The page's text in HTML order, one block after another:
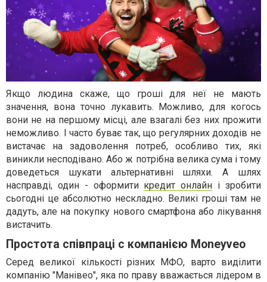
Якщо людина скаже, що гроші для неї не мають
значення, вона точно лукавить. Можливо, для когось
вони не на першому місці, але взагалі без них прожити
неможливо. І часто буває так, що регулярних доходів не
вистачає на задоволення потреб, особливо тих, які
виникли несподівано. Або ж потрібна велика сума і тому
доведеться шукати альтернативні шляхи. А шлях
насправді, один - оформити кредит онлайн і зробити
сьогодні це абсолютно нескладно. Великі гроші там не
дадуть, але на покупку нового смартфона або лікування
вистачить.
Простота співпраці с компанією Moneyveo
Серед великої кількості різних МФО, варто виділити
компанію "Манівео", яка по праву вважається лідером в